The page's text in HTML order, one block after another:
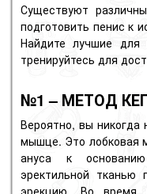
Существуют
подготовить пенис к
Найдите лучшие для
тренируйтесь для
№1 – МЕТОД
Вероятно, вы
мышце. Это лобковая
ануса к
эректильной тканью